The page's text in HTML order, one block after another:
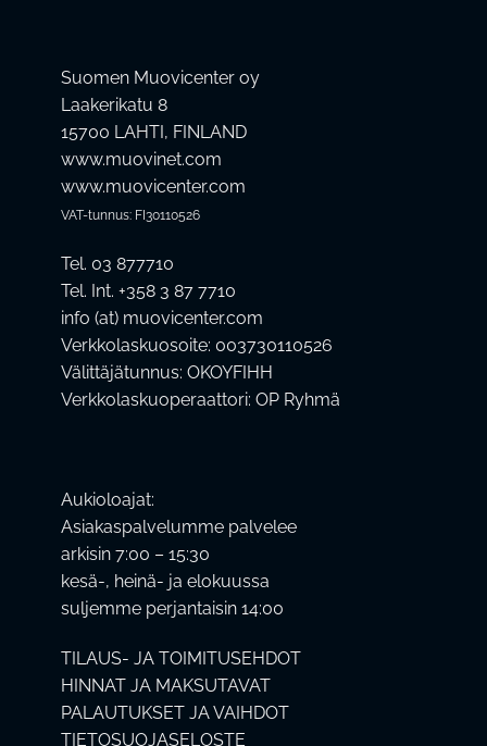
Suomen Muovicenter oy
Laakerikatu 8
15700 LAHTI, FINLAND
www.muovinet.com
www.muovicenter.com
VAT-tunnus: FI30110526
Tel. 03 877710
Tel. Int. +358 3 87 7710
info (at) muovicenter.com
Verkkolaskuosoite: 003730110526
Välittäjätunnus: OKOYFIHH
Verkkolaskuoperaattori: OP Ryhmä
Aukioloajat:
Asiakaspalvelumme palvelee
arkisin 7:00 – 15:30
kesä-, heinä- ja elokuussa
suljemme perjantaisin 14:00
TILAUS- JA TOIMITUSEHDOT
HINNAT JA MAKSUTAVAT
PALAUTUKSET JA VAIHDOT
TIETOSUOJASELOSTE